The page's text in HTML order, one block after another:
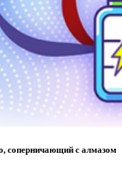
соперничающий с алмазом